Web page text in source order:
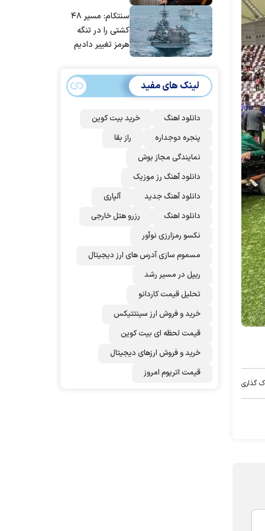
گذاری
مردم ایران استسنتکام: مسیر ۴۸
کشتی را در تنگه
هرمز تغییر دادیم
لینک های مفید
دانلود اهنگ
خرید بیت کوین
پنجره دوجداره
راز بقا
نمایندگی مجاز بوش
دانلود آهنگ رز‌ موزیک
دانلود آهنگ جدید
آلپاری
دانلود اهنگ
رزرو هتل خارجی
نکسو رمزارزی نوآور
مسموم سازی آدرس های ارز دیجیتال
ریپل در مسیر رشد
تحلیل قیمت کاردانو
خرید و فروش ارز سینتتیکس
قیمت لحظه ای بیت کوین
خرید و فروش ارزهای دیجیتال
قیمت اتریوم امروز